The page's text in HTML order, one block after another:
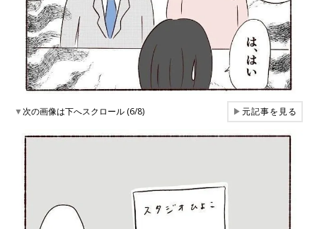
▼次の画像は下へスクロール (6/8) ▶元記事を見る